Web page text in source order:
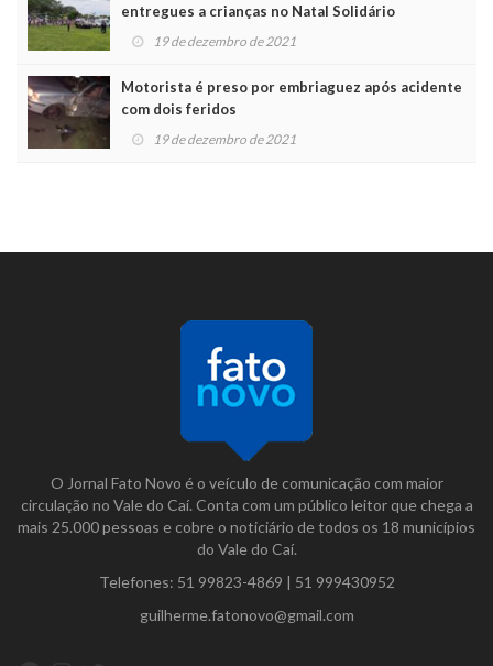
entregues a crianças no Natal Solidário
19 de dezembro de 2021
Motorista é preso por embriaguez após acidente
com dois feridos
19 de dezembro de 2021
O Jornal Fato Novo é o veículo de comunicação com maior
circulação no Vale do Caí. Conta com um público leitor que chega a
mais 25.000 pessoas e cobre o noticiário de todos os 18 municípios
do Vale do Caí.
Telefones: 51 99823-4869 | 51 999430952
guilherme.fatonovo@gmail.com